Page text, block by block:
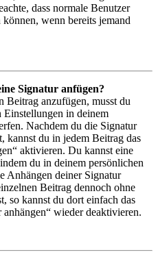
dass normale Benutzer
wenn bereits jemand
Signatur anfügen?
Beitrag anzufügen, musst du
Einstellungen in deinem
Nachdem du die Signatur
kannst du in jedem Beitrag das
aktivieren. Du kannst eine
du in deinem persönlichen
Anhängen deiner Signatur
Beitrag dennoch ohne
so kannst du dort einfach das
wieder deaktivieren.